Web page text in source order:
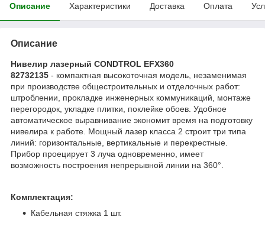
Описание Характеристики Доставка Оплата
Описание
Нивелир лазерный CONDTROL EFX360
82732135 - компактная высокоточная модель, незаменимая
при производстве общестроительных и отделочных работ:
штроблении, прокладке инженерных коммуникаций, монтаже
перегородок, укладке плитки, поклейке обоев. Удобное
автоматическое выравнивание экономит время на подготовку
нивелира к работе. Мощный лазер класса 2 строит три типа
линий: горизонтальные, вертикальные и перекрестные.
Прибор проецирует 3 луча одновременно, имеет
возможность построения непрерывной линии на 360°.
Комплектация:
Кабельная стяжка 1 шт.